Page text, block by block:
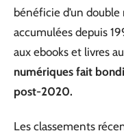
bénéficie d’un
accumulées depuis
aux ebooks et livres
numériques fait
post-2020.
Les classements